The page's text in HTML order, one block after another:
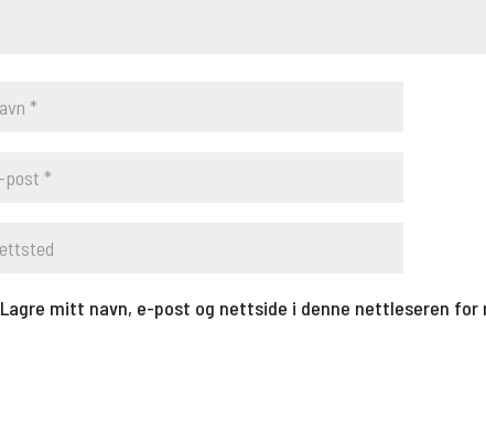
Lagre mitt navn, e-post og nettside i denne nettleseren for